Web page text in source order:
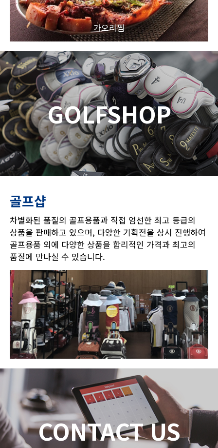
가오리찜
GOLFSHOP
골프샵
차별화된 품질의 골프용품과 직접 엄선한 최고 등급의
상품을 판매하고 있으며, 다양한 기획전을 상시 진행하여
골프용품 외에 다양한 상품을 합리적인 가격과 최고의
품질에 만나실 수 있습니다.
CONTACT US